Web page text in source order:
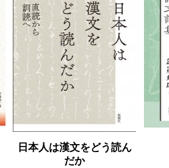
日本人は漢文をどう読ん
だか